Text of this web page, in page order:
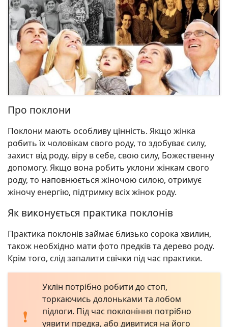
Про поклони
Поклони мають особливу цінність. Якщо жінка
робить їх чоловікам свого роду, то здобуває силу,
захист від роду, віру в себе, свою силу, Божественну
допомогу. Якщо вона робить уклони жінкам свого
роду, то наповнюється жіночою силою, отримує
жіночу енергію, підтримку всіх жінок роду.
Як виконується практика поклонів
Практика поклонів займає близько сорока хвилин,
також необхідно мати фото предків та дерево роду.
Крім того, слід запалити свічки під час практики.
Уклін потрібно робити до стоп,
торкаючись долоньками та лобом
підлоги. Під час поклоніння потрібно
уявити предка, або дивитися на його